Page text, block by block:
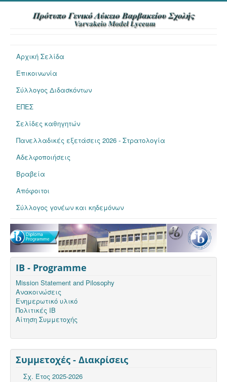
Αρχική Σελίδα
Επικοινωνία
Σύλλογος Διδασκόντων
ΕΠΕΣ
Σελίδες καθηγητών
Πανελλαδικές εξετάσεις 2026 - Στρατολογία
Αδελφοποιήσεις
Βραβεία
Απόφοιτοι
Σύλλογος γονέων και κηδεμόνων
IB - Programme
Mission Statement and Pilosophy
Ανακοινώσεις
Ενημερωτικό υλικό
Πολιτικές ΙΒ
Αίτηση Συμμετοχής
Συμμετοχές - Διακρίσεις
Σχ. Έτος 2025-2026